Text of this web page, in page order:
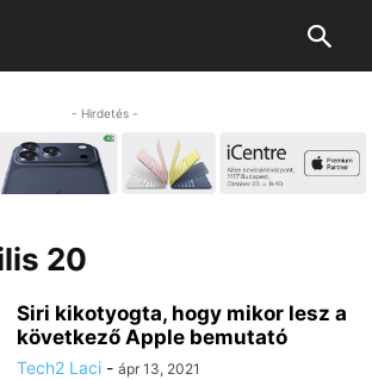
- Hirdetés -
20
Siri kikotyogta, hogy mikor lesz a
következő Apple bemutató
Tech2 Laci - ápr 13, 2021